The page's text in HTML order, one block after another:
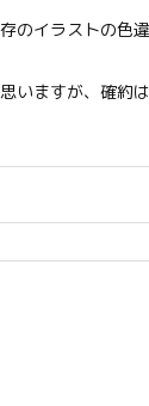
のイラストの色
いますが、確約